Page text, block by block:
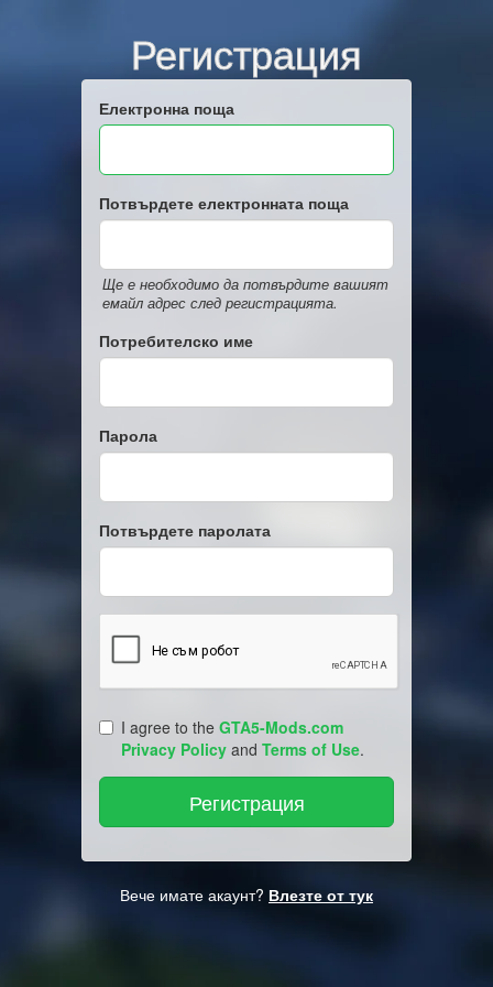
Регистрация
Електронна поща
Потвърдете електронната поща
Ще е необходимо да потвърдите вашият
емайл адрес след регистрацията.
Потребителско име
Парола
Потвърдете паролата
I agree to the GTA5-Mods.com
Privacy Policy and Terms of Use.
Вече имате акаунт? Влезте от тук